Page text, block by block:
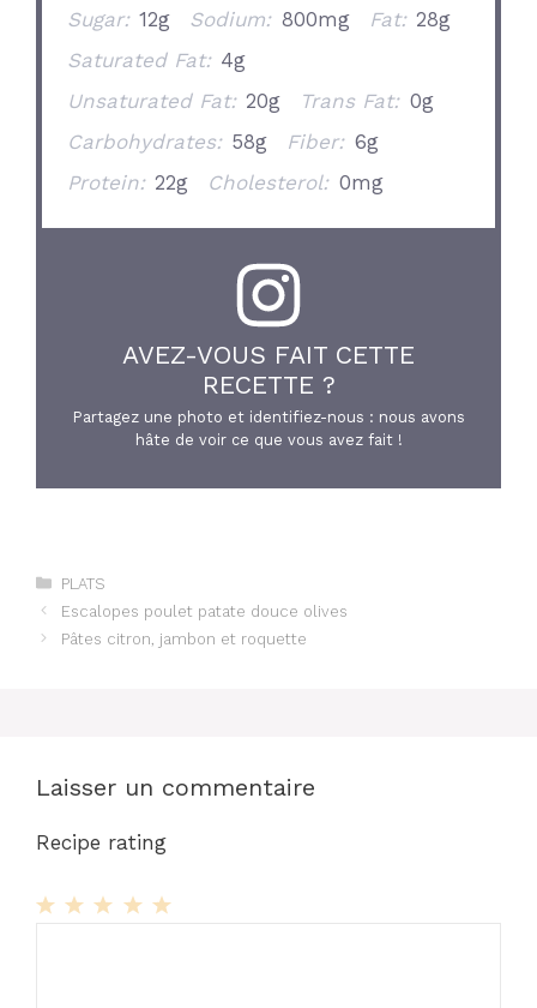
Sugar: 12g Sodium: 800mg Fat: 28g
Saturated Fat: 4g
Unsaturated Fat: 20g Trans Fat: 0g
Carbohydrates: 58g Fiber: 6g
Protein: 22g Cholesterol: 0mg
AVEZ-VOUS FAIT CETTE
RECETTE ?
Partagez une photo et identifiez-nous : nous avons
hâte de voir ce que vous avez fait !
Catégories
PLATS
Escalopes poulet patate douce olives
Pâtes citron, jambon et roquette
Laisser un commentaire
Recipe rating